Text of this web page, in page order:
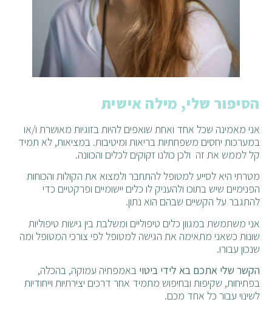
הסיפור שלי, מילה אישית
אני מאמינה שכל אחד ואחת שואפים להיות בזוגיות מאושרת ו/או
במערכות יחסים משפחתיות בריאות ומיטיבות. במציאות, לא תמיד
קל לממש את זה ולכן כולנו זקוקים לכלים והכוונה.
מטרתי היא לסייע למטופל להתחבר ולמצוא את הקולות והכוחות
הפנימיים שיש בתוכו ולהעניק לו כלים יישומיים ופרקטיים כדי
להתגבר על הקשיים שבהם הוא נתון.
אני משתמשת במגוון כלים טיפוליים ומשלבת בין גישות טיפוליות
שונות כשאני מתאימה את הגישה למטופל לפי צורכי המטופל ומה
שנכון עבורו.
הקשר שלי אתכם בא לידי ביטוי באמפתיה עמוקה, בהכלה,
בפתיחות, שקיפות ובחיפוש מתמיד אחר דרכים יצירתיות וייחודיות
לשינוי עבור כל אחד מכם.